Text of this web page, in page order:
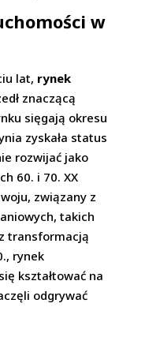
w
lat, rynek
znaczącą
sięgają okresu
zyskała status
rozwijać jako
60. i 70. XX
związany z
takich
transformacją
rynek
kształtować na
odgrywać